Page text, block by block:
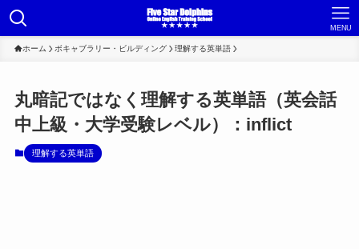
MENU
ホーム ボキャブラリー・ビルディング 理解する英単語
丸暗記ではなく理解する英単語（英会話
中上級・大学受験レベル）：inflict
理解する英単語